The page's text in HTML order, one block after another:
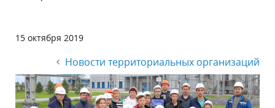
15 октября 2019
Новости территориальных организаций